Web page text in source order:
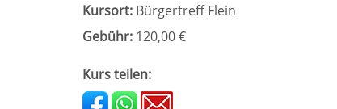
Kursort: Bürgertreff Flein
Gebühr: 120,00 €
Kurs teilen: